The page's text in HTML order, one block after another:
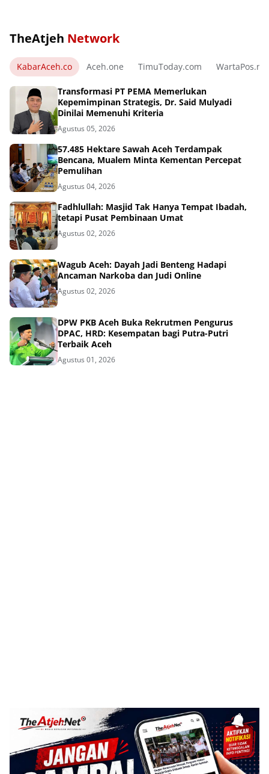
TheAtjeh Network
KabarAceh.co Aceh.one TimuToday.com WartaPos.net
Transformasi PT PEMA Memerlukan
Kepemimpinan Strategis, Dr. Said Mulyadi
Dinilai Memenuhi Kriteria
Agustus 05, 2026
57.485 Hektare Sawah Aceh Terdampak
Bencana, Mualem Minta Kementan Percepat
Pemulihan
Agustus 04, 2026
Fadhlullah: Masjid Tak Hanya Tempat Ibadah,
tetapi Pusat Pembinaan Umat
Agustus 02, 2026
Wagub Aceh: Dayah Jadi Benteng Hadapi
Ancaman Narkoba dan Judi Online
Agustus 02, 2026
DPW PKB Aceh Buka Rekrutmen Pengurus
DPAC, HRD: Kesempatan bagi Putra-Putri
Terbaik Aceh
Agustus 01, 2026